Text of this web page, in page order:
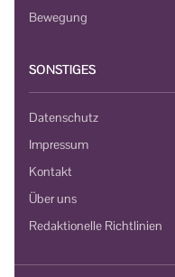
Bewegung
SONSTIGES
Datenschutz
Impressum
Kontakt
Über uns
Redaktionelle Richtlinien